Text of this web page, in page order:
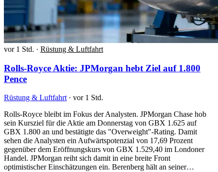
vor 1 Std. · Rüstung & Luftfahrt
Rolls-Royce Aktie: JPMorgan hebt Ziel auf 1.800
Pence
Rüstung & Luftfahrt · vor 1 Std.
Rolls-Royce bleibt im Fokus der Analysten. JPMorgan Chase hob
sein Kursziel für die Aktie am Donnerstag von GBX 1.625 auf
GBX 1.800 an und bestätigte das "Overweight"-Rating. Damit
sehen die Analysten ein Aufwärtspotenzial von 17,69 Prozent
gegenüber dem Eröffnungskurs von GBX 1.529,40 im Londoner
Handel. JPMorgan reiht sich damit in eine breite Front
optimistischer Einschätzungen ein. Berenberg hält an seiner…